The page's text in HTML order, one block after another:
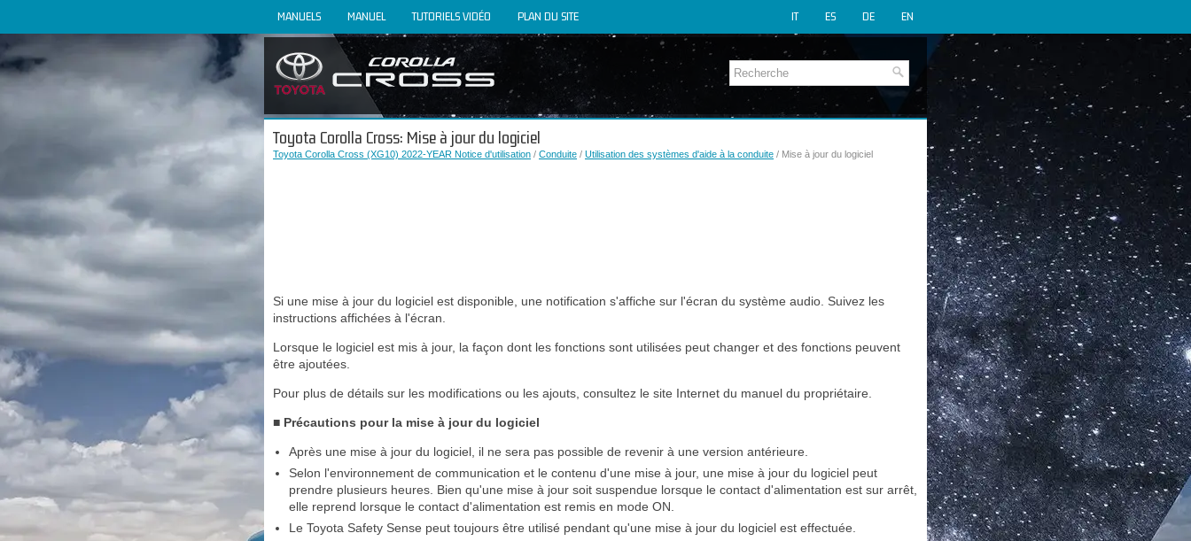
MANUELS MANUEL TUTORIELS VIDÉO PLAN DU SITE EN
DE
ES
IT
Toyota Corolla Cross: Mise à jour du logiciel
Toyota Corolla Cross (XG10) 2022-YEAR Notice d'utilisation / Conduite / Utilisation des systèmes d'aide à la conduite / Mise à jour du logiciel
Si une mise à jour du logiciel est disponible, une notification s'affiche sur l'écran du système audio. Suivez les
instructions affichées à l'écran.
Lorsque le logiciel est mis à jour, la façon dont les fonctions sont utilisées peut changer et des fonctions peuvent
être ajoutées.
Pour plus de détails sur les modifications ou les ajouts, consultez le site Internet du manuel du propriétaire.
■ Précautions pour la mise à jour du logiciel
Après une mise à jour du logiciel, il ne sera pas possible de revenir à une version antérieure.
Selon l'environnement de communication et le contenu d'une mise à jour, une mise à jour du logiciel peut
prendre plusieurs heures. Bien qu'une mise à jour soit suspendue lorsque le contact d'alimentation est sur arrêt,
elle reprend lorsque le contact d'alimentation est remis en mode ON.
Le Toyota Safety Sense peut toujours être utilisé pendant qu'une mise à jour du logiciel est effectuée.